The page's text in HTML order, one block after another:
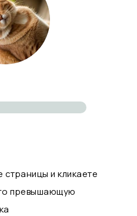
и кликаете
превышающую